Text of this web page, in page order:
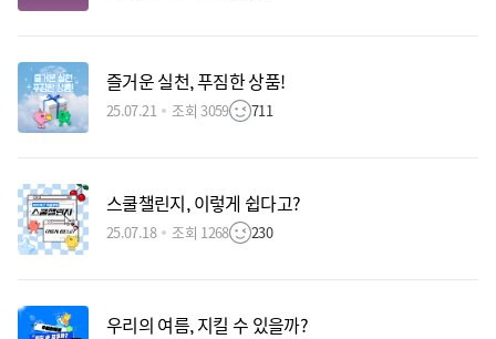
즐거운 실천, 푸짐한 상품!
25.07.21 조회 3059 711
스쿨챌린지, 이렇게 쉽다고?
25.07.18 조회 1268 230
우리의 여름, 지킬 수 있을까?